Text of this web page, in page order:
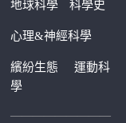
地球科學 科學史
心理&神經科學
繽紛生態運動科
學
—————————